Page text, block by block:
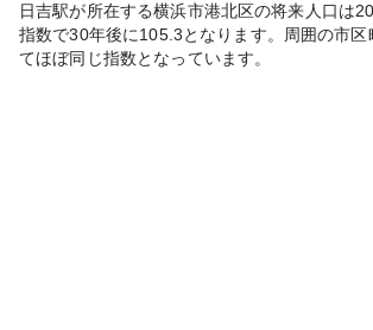
日吉駅が所在する横浜市港北区の将来人口は
指数で30年後に105.3となります。 周囲の市区
てほぼ同じ指数となっています。